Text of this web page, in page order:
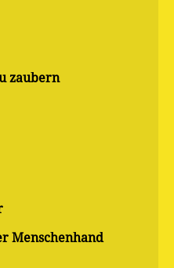
zaubern
Menschenhand